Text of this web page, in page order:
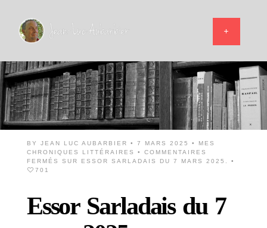
BY JEAN LUC AUBARBIER • 7 MARS 2025 •
MES
CHRONIQUES LITTÉRAIRES
• COMMENTAIRES
FERMÉS
SUR ESSOR SARLADAIS DU 7 MARS 2025.
•
701
Essor Sarladais du 7